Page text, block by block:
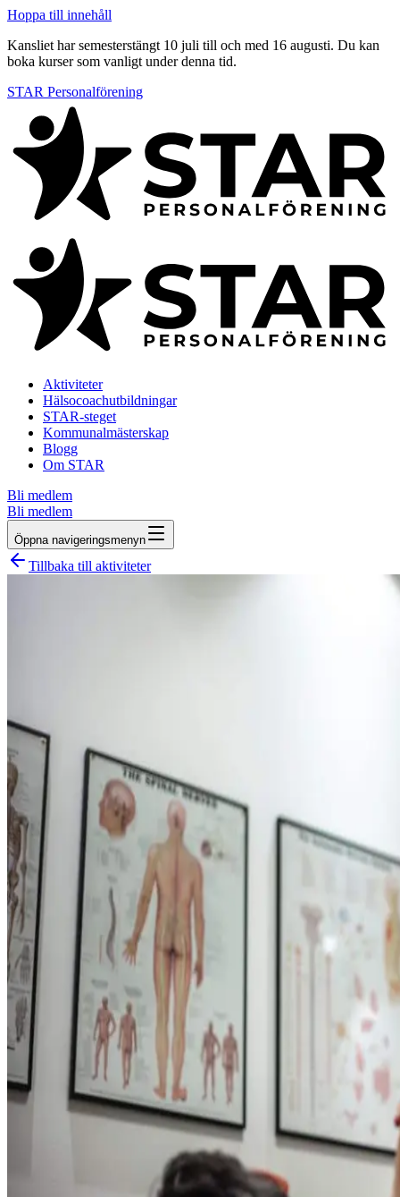
Hoppa till innehåll
Kansliet har semesterstängt 10 juli till och med 16 augusti. Du kan
boka kurser som vanligt under denna tid.
STAR Personalförening
Aktiviteter
Hälsocoachutbildningar
STAR-steget
Kommunalmästerskap
Blogg
Om STAR
Bli medlem
Bli medlem
Öppna navigeringsmenyn
Tillbaka till aktiviteter